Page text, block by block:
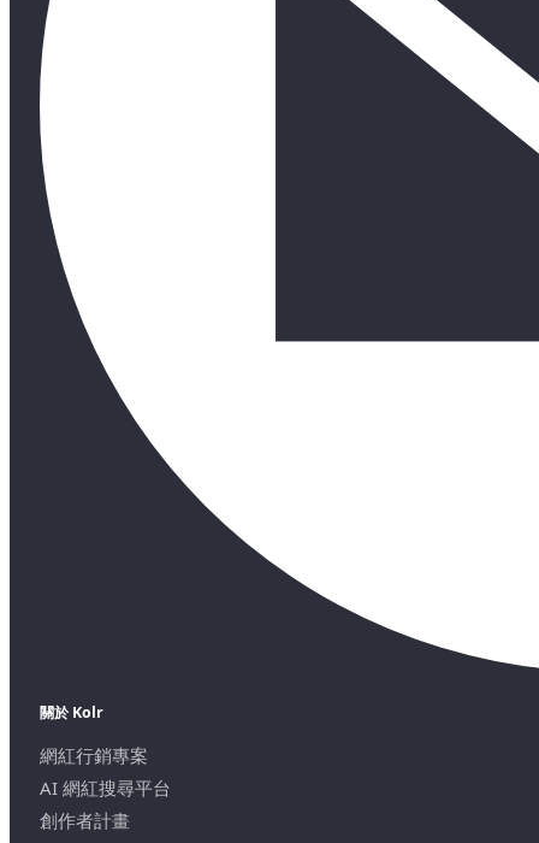
關於 Kolr
網紅行銷專案
AI 網紅搜尋平台
創作者計畫